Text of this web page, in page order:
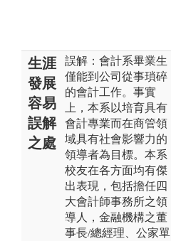
生涯
發展
容易
誤解
之處
誤解：會計系畢業生
僅能到公司從事瑣碎
的會計工作。事實
上，本系以培育具有
會計專業而在商管領
域具有社會影響力的
領導者為目標。本系
校友在各方面均有傑
出表現，包括擔任四
大會計師事務所之領
導人，金融機構之董
事長/總經理、公家單